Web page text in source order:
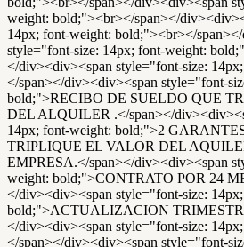
weight: bold;"><br></span></
14px; font-weight: bold;"><br></
style="font-size: 14px; font-weight:
</div><div><span style="font-size:
</span></div><div><span style="font-
bold;">RECIBO DE SUELDO QUE
DEL ALQUILER .</span></
14px; font-weight: bold;">2
TRIPLIQUE EL VALOR DEL
EMPRESA.</span></div><div><span
weight: bold;">CONTRATO POR 24
</div><div><span style="font-size:
bold;">ACTUALIZACION
</div><div><span style="font-size:
</span></div><div><span style="font-